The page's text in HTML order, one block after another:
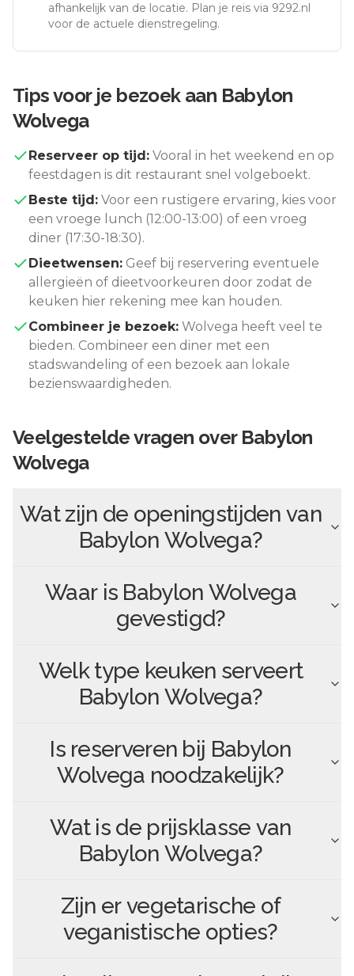
afhankelijk van de locatie. Plan je reis via 9292.nl
voor de actuele dienstregeling.
Tips voor je bezoek aan Babylon
Wolvega
Reserveer op tijd: Vooral in het weekend en op
feestdagen is dit restaurant snel volgeboekt.
Beste tijd: Voor een rustigere ervaring, kies voor
een vroege lunch (12:00-13:00) of een vroeg
diner (17:30-18:30).
Dieetwensen: Geef bij reservering eventuele
allergieën of dieetvoorkeuren door zodat de
keuken hier rekening mee kan houden.
Combineer je bezoek: Wolvega heeft veel te
bieden. Combineer een diner met een
stadswandeling of een bezoek aan lokale
bezienswaardigheden.
Veelgestelde vragen over Babylon
Wolvega
Wat zijn de openingstijden van
Babylon Wolvega?
Waar is Babylon Wolvega
gevestigd?
Welk type keuken serveert
Babylon Wolvega?
Is reserveren bij Babylon
Wolvega noodzakelijk?
Wat is de prijsklasse van
Babylon Wolvega?
Zijn er vegetarische of
veganistische opties?